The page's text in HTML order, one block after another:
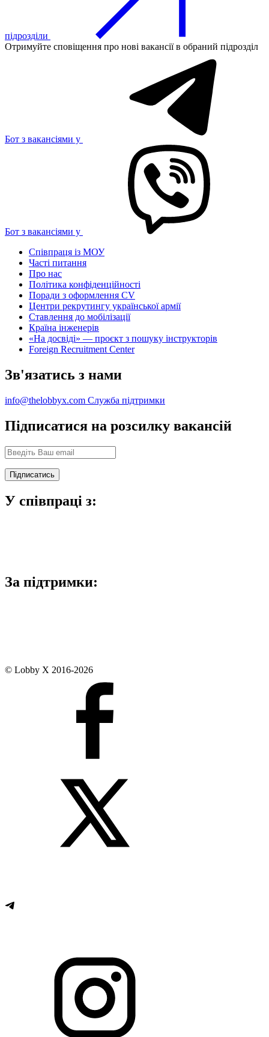
підрозділи
Отримуйте сповіщення про нові вакансії в обраний підрозділ
Бот з вакансіями у
Бот з вакансіями у
Співпраця із МОУ
Часті питання
Про нас
Політика конфіденційності
Поради з оформлення CV
Центри рекрутингу української армії
Ставлення до мобілізації
Країна інженерів
«На досвіді» — проєкт з пошуку інструкторів
Foreign Recruitment Center
Зв'язатись з нами
info@thelobbyx.com Служба підтримки
Підписатися на розсилку вакансій
У співпраці з:
За підтримки:
© Lobby X 2016-2026